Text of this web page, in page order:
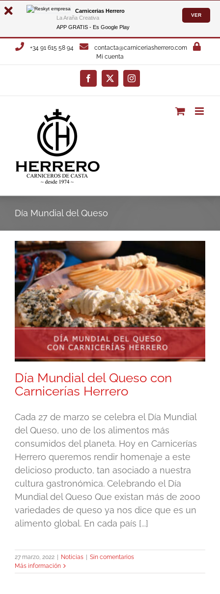
Carnicerias Herrero
La Araña Creativa
APP GRATIS - Es Google Play
VER
Saltar
+34 91 615 58 94
contacta@carniceriasherrero.com
Mi cuenta
Facebook
X Instagram
Día Mundial del Queso
Día Mundial del Queso con
Carnicerías Herrero
Cada 27 de marzo se celebra el Día Mundial
del Queso, uno de los alimentos más
consumidos del planeta. Hoy en Carnicerías
Herrero queremos rendir homenaje a este
delicioso producto, tan asociado a nuestra
cultura gastronómica. Celebrando el Día
Mundial del Queso Que existan más de 2000
variedades de queso ya nos dice que es un
alimento global. En cada país [...]
27 marzo, 2022 Noticias
Sin comentarios
Más información